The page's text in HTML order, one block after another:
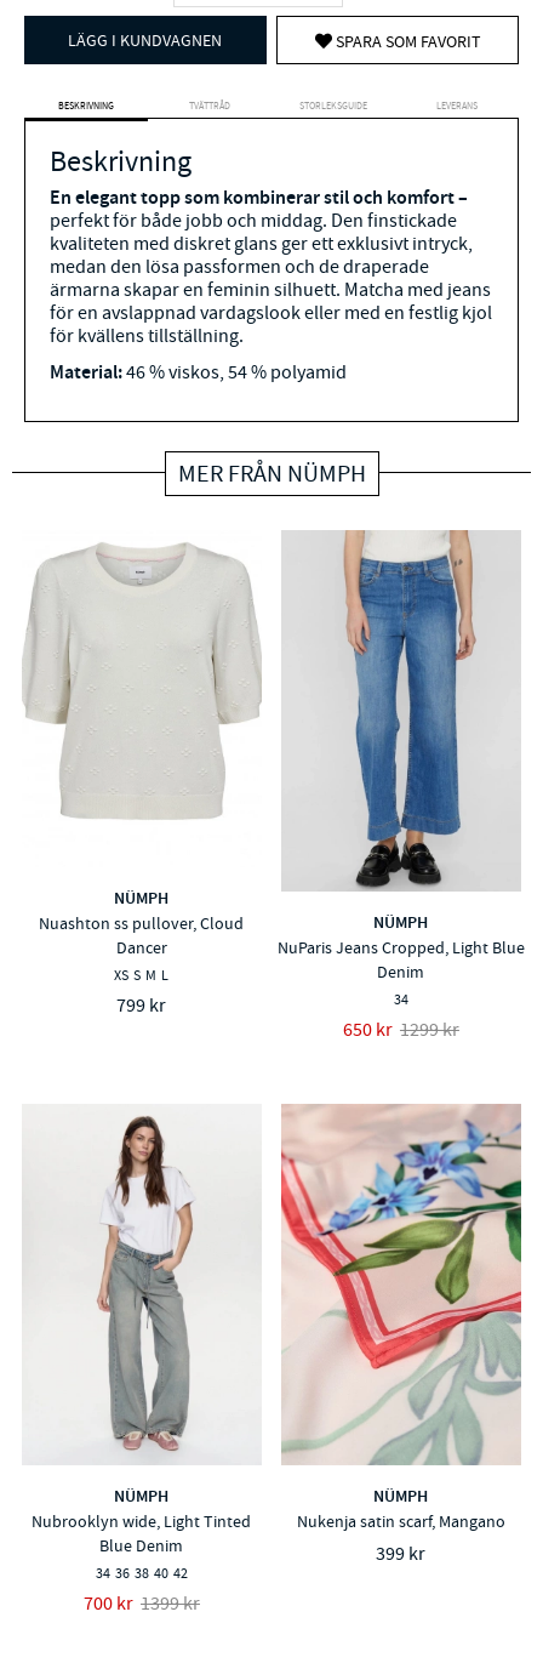
LÄGG I KUNDVAGNEN SPARA SOM FAVORIT
BESKRIVNING TVÄTTRÅD STORLEKSGUIDE LEVERANS
Beskrivning
En elegant topp som kombinerar stil och komfort –
perfekt för både jobb och middag. Den finstickade
kvaliteten med diskret glans ger ett exklusivt intryck,
medan den lösa passformen och de draperade
ärmarna skapar en feminin silhuett. Matcha med jeans
för en avslappnad vardagslook eller med en festlig kjol
för kvällens tillställning.
Material:46 % viskos, 54 % polyamid
MER FRÅN NÜMPH
NÜMPH
Nuashton ss pullover, Cloud
Dancer
XS S M L
799 kr
NÜMPH
NuParis Jeans Cropped, Light Blue
Denim
34
650 kr 1299 kr
NÜMPH
Nubrooklyn wide, Light Tinted
Blue Denim
34 36 38 40 42
700 kr 1399 kr
NÜMPH
Nukenja satin scarf, Mangano
399 kr